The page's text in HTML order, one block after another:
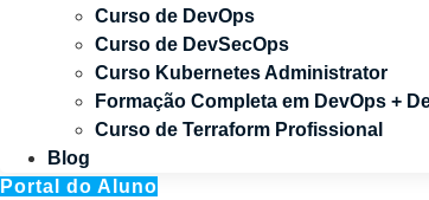
Curso de DevOps
Curso de DevSecOps
Curso Kubernetes Administrator
Formação Completa em DevOps +
Curso de Terraform Profissional
Blog
Portal do Aluno